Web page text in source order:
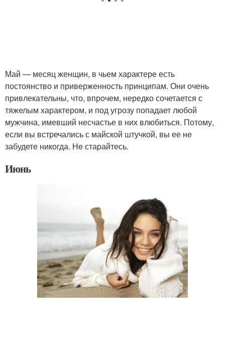
Май — месяц женщин, в чьем характере есть
постоянство и приверженность принципам. Они очень
привлекательны, что, впрочем, нередко сочетается с
тяжелым характером, и под угрозу попадает любой
мужчина, имевший несчастье в них влюбиться. Потому,
если вы встречались с майской штучкой, вы ее не
забудете никогда. Не старайтесь.
Июнь